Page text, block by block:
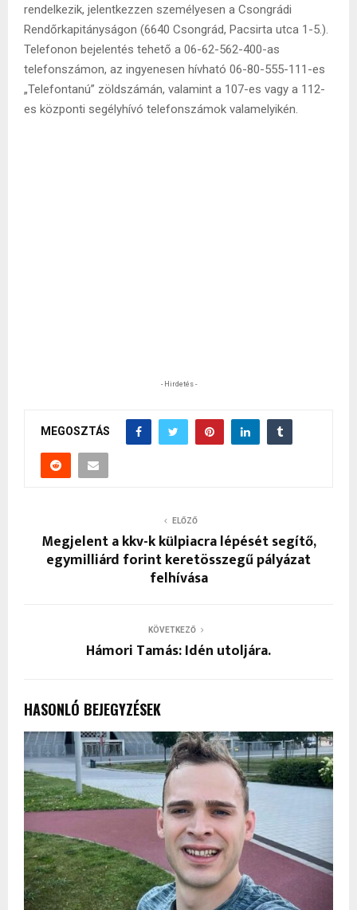
rendelkezik, jelentkezzen személyesen a Csongrádi
Rendőrkapitányságon (6640 Csongrád, Pacsirta utca 1-5.).
Telefonon bejelentés tehető a 06-62-562-400-as
telefonszámon, az ingyenesen hívható 06-80-555-111-es
„Telefontanú” zöldszámán, valamint a 107-es vagy a 112-
es központi segélyhívó telefonszámok valamelyikén.
- Hirdetés -
MEGOSZTÁS
ELŐZŐ
Megjelent a kkv-k külpiacra lépését segítő,
egymilliárd forint keretösszegű pályázat
felhívása
KÖVETKEZŐ
Hámori Tamás: Idén utoljára.
HASONLÓ BEJEGYZÉSEK